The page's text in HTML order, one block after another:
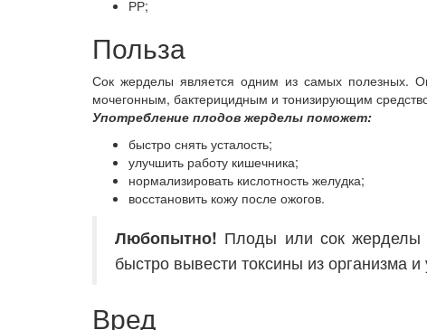
РР;
Польза
Сок жерделы является одним из самых полезных.
мочегонным, бактерицидным и тонизирующим
Употребление плодов жерделы поможет:
быстро снять усталость;
улучшить работу кишечника;
нормализировать кислотность желудка;
восстановить кожу после ожогов.
Любопытно! Плоды или сок жерделы
быстро вывести токсины из организма
Вред